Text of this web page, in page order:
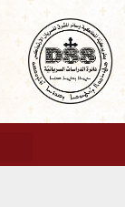
تخطي
إلى
المحتوى